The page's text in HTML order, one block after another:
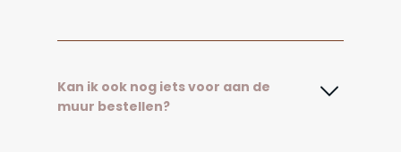
Kan ik ook nog iets voor aan de
muur bestellen?